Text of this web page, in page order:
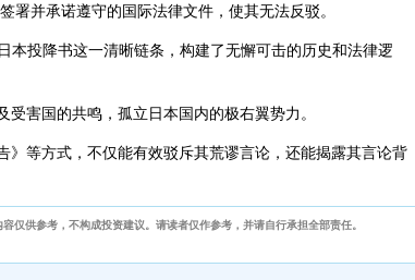
署并承诺遵守的国际法律文件，使其无法反驳。
本投降书这一清晰链条，构建了无懈可击的历史和法律逻
害国的共鸣，孤立日本国内的极右翼势力。
》等方式，不仅能有效驳斥其荒谬言论，还能揭露其言论背
仅供参考，不构成投资建议。请读者仅作参考，并请自行承担全部责任。